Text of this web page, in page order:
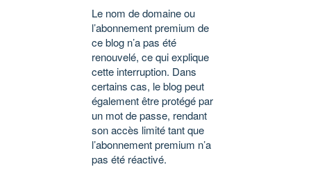
Le nom de domaine ou
l’abonnement premium de
ce blog n’a pas été
renouvelé, ce qui explique
cette interruption. Dans
certains cas, le blog peut
également être protégé par
un mot de passe, rendant
son accès limité tant que
l’abonnement premium n’a
pas été réactivé.